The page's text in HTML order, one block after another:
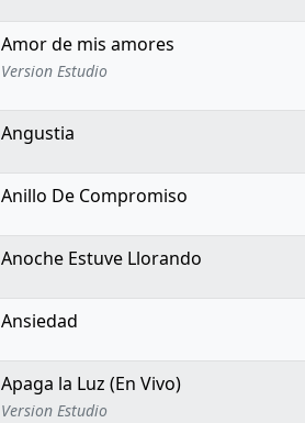
Amor de mis amores
Version Estudio
Angustia
Anillo De Compromiso
Anoche Estuve Llorando
Ansiedad
Apaga la Luz (En Vivo)
Version Estudio